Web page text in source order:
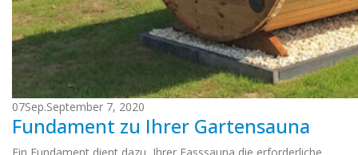
07Sep.September 7, 2020
Fundament zu Ihrer Gartensauna